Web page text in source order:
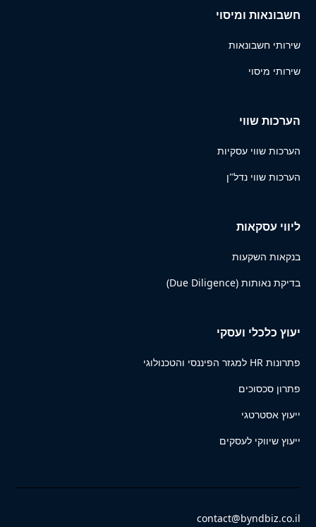
חשבונאות ומיסוי
שירותי חשבונאות
שירותי מיסוי
הערכות שווי
הערכות שווי עסקיות
הערכות שווי נדל"ן
ליווי עסקאות
בנקאות השקעות
בדיקת נאותות (Due Diligence)
יעוץ כלכלי ועסקי
פתרונות HR למגזר הפיננסי והטכנולוגי
פתרון סכסוכים
ייעוץ אסטרטגי
ייעוץ שיווקי לעסקים
contact@byndbiz.co.il